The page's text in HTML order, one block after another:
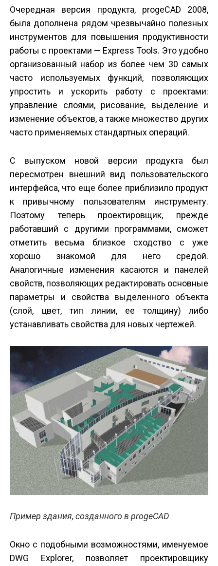
Очередная версия продукта, progeCAD 2008,
была дополнена рядом чрезвычайно полезных
инструментов для повышения продуктивности
работы с проектами — Express Tools. Это удобно
организованный набор из более чем 30 самых
часто используемых функций, позволяющих
упростить и ускорить работу с проектами:
управление слоями, рисование, выделение и
изменение объектов, а также множество других
часто применяемых стандартных операций.
С выпуском новой версии продукта был
пересмотрен внешний вид пользовательского
интерфейса, что еще более приблизило продукт
к привычному пользователям инструменту.
Поэтому теперь проектировщик, прежде
работавший с другими программами, сможет
отметить весьма близкое сходство с уже
хорошо знакомой для него средой.
Аналогичные изменения касаются и панелей
свойств, позволяющих редактировать основные
параметры и свойства выделенного объекта
(слой, цвет, тип линии, ее толщину) либо
устанавливать свойства для новых чертежей.
Пример здания, созданного в progeCAD
Окно с подобными возможностями, именуемое
DWG Explorer, позволяет проектировщику